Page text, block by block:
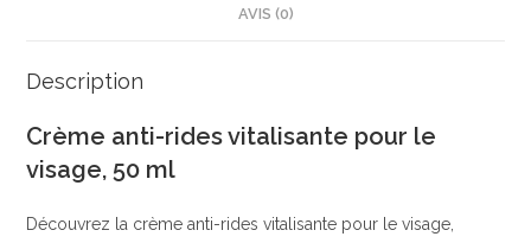
Acide
&
collagène
Balea
AVIS (0)
Description
Crème anti-rides vitalisante pour le
visage, 50 ml
Découvrez la crème anti-rides vitalisante pour le visage,